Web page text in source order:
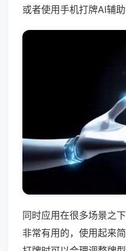
或者使用手机打牌AI辅助
同时应用在很多场景之
非常有用的，使用起来